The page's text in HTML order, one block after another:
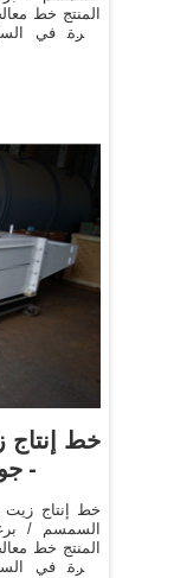
المنتج خط
كبيرة في
خط إنتاج
-
خط إنتاج
السمسم /
المنتج خط
كبيرة في